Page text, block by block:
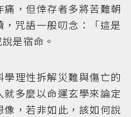
，但倖存者多將苦難朝
咒語一般叨念：「這是
是宿命。
理性拆解災難與傷亡的
多麼以命運玄學來論定
像，若非如此，該如何說